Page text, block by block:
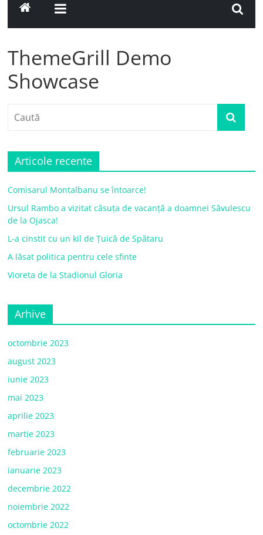
ThemeGrill Demo
Showcase
Articole recente
Comisarul Montalbanu se întoarce!
Ursul Rambo a vizitat căsuța de vacanță a doamnei Săvulescu
de la Ojasca!
L-a cinstit cu un kil de Țuică de Spătaru
A lăsat politica pentru cele sfinte
Vioreta de la Stadionul Gloria
Arhive
octombrie 2023
august 2023
iunie 2023
mai 2023
aprilie 2023
martie 2023
februarie 2023
ianuarie 2023
decembrie 2022
noiembrie 2022
octombrie 2022